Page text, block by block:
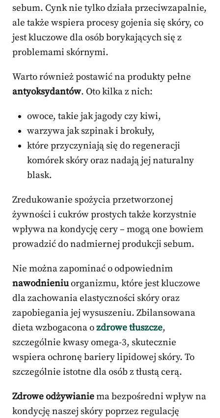
sebum. Cynk nie tylko działa przeciwzapalnie,
ale także wspiera procesy gojenia się skóry, co
jest kluczowe dla osób borykających się z
problemami skórnymi.
Warto również postawić na produkty pełne
antyoksydantów. Oto kilka z nich:
owoce, takie jak jagody czy kiwi,
warzywa jak szpinak i brokuły,
które przyczyniają się do regeneracji
komórek skóry oraz nadają jej naturalny
blask.
Zredukowanie spożycia przetworzonej
żywności i cukrów prostych także korzystnie
wpływa na kondycję cery – mogą one bowiem
prowadzić do nadmiernej produkcji sebum.
Nie można zapominać o odpowiednim
nawodnieniuorganizmu, które jest kluczowe
dla zachowania elastyczności skóry oraz
zapobiegania jej wysuszeniu. Zbilansowana
dieta wzbogacona ozdrowe tłuszcze,
szczególnie kwasy omega-3, skutecznie
wspiera ochronę bariery lipidowej skóry. To
szczególnie istotne dla osób z tłustą cerą.
Zdrowe odżywianiema bezpośredni wpływ na
kondycję naszej skóry poprzez regulację